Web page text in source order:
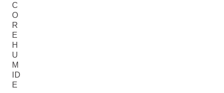
C
O
R
E
H
U
M
ID
E